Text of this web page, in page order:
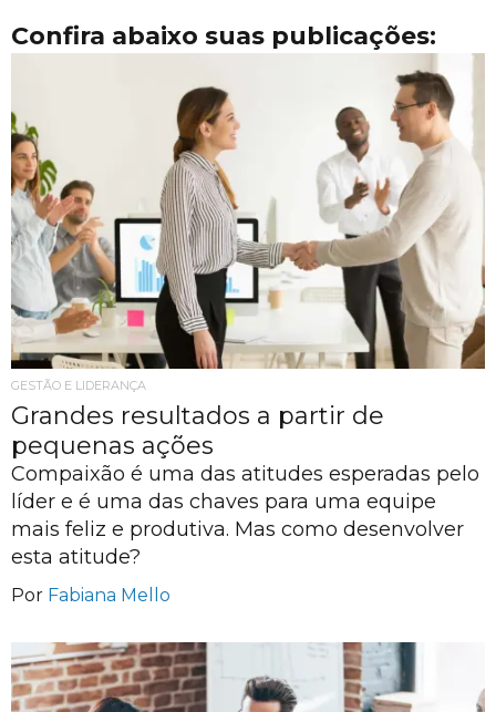
Confira abaixo suas publicações:
GESTÃO E LIDERANÇA
Grandes resultados a partir de
pequenas ações
Compaixão é uma das atitudes esperadas pelo
líder e é uma das chaves para uma equipe
mais feliz e produtiva. Mas como desenvolver
esta atitude?
Por Fabiana Mello